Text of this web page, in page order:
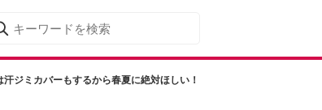
ジミカバーもするから春夏に絶対ほしい！